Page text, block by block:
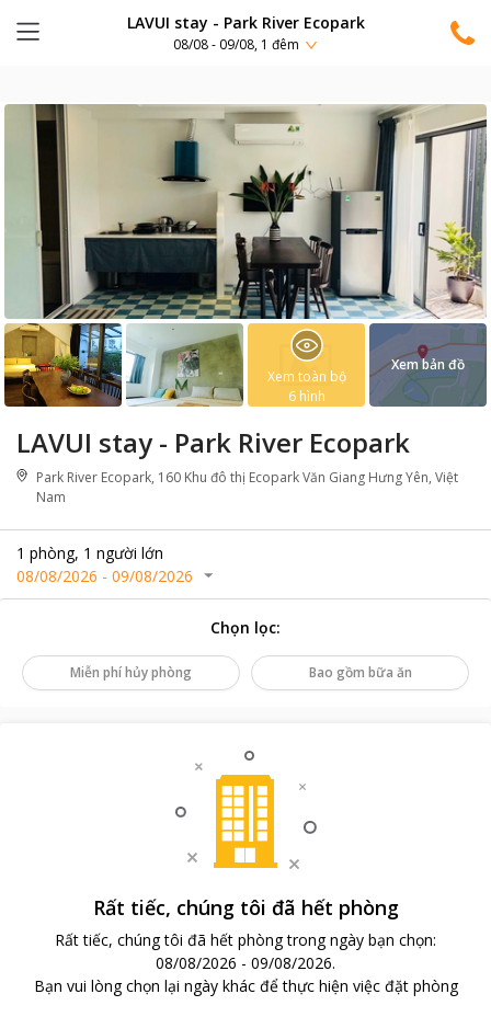
LAVUI stay - Park River Ecopark
08/08 - 09/08, 1 đêm
LAVUI stay - Park River Ecopark
Park River Ecopark, 160 Khu đô thị Ecopark Văn Giang Hưng Yên, Việt
Nam
1 phòng, 1 người lớn
08/08/2026 - 09/08/2026
Xem toàn bộ
6 hình
Xem bản đồ
Chọn lọc:
Miễn phí hủy phòng Bao gồm bữa ăn
Rất tiếc, chúng tôi đã hết phòng
Rất tiếc, chúng tôi đã hết phòng trong ngày bạn chọn:
08/08/2026 - 09/08/2026.
Bạn vui lòng chọn lại ngày khác để thực hiện việc đặt phòng